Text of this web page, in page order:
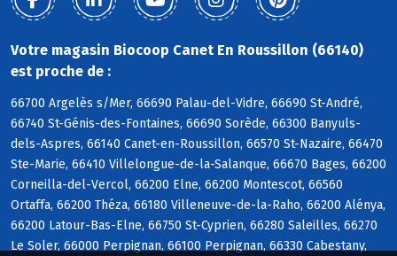
Votre magasin Biocoop Canet En Roussillon (66140)
est proche de :
66700 Argelès s/Mer, 66690 Palau-del-Vidre, 66690 St-André,
66740 St-Génis-des-Fontaines, 66690 Sorède, 66300 Banyuls-
dels-Aspres, 66140 Canet-en-Roussillon, 66570 St-Nazaire, 66470
Ste-Marie, 66410 Villelongue-de-la-Salanque, 66670 Bages, 66200
Corneilla-del-Vercol, 66200 Elne, 66200 Montescot, 66560
Ortaffa, 66200 Théza, 66180 Villeneuve-de-la-Raho, 66200 Alénya,
66200 Latour-Bas-Elne, 66750 St-Cyprien, 66280 Saleilles, 66270
Le Soler, 66000 Perpignan, 66100 Perpignan, 66330 Cabestany,